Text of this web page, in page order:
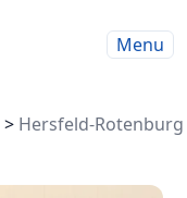
Menu
> Hersfeld-Rotenburg